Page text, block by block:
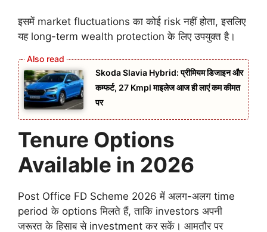
इसमें market fluctuations का कोई risk नहीं होता, इसलिए
यह long-term wealth protection के लिए उपयुक्त है।
Skoda Slavia Hybrid: प्रीमियम डिजाइन और
कम्फर्ट, 27 Kmpl माइलेज आज ही लाएं कम कीमत
पर
Tenure Options
Available in 2026
Post Office FD Scheme 2026 में अलग-अलग time
period के options मिलते हैं, ताकि investors अपनी
जरूरत के हिसाब से investment कर सकें। आमतौर पर